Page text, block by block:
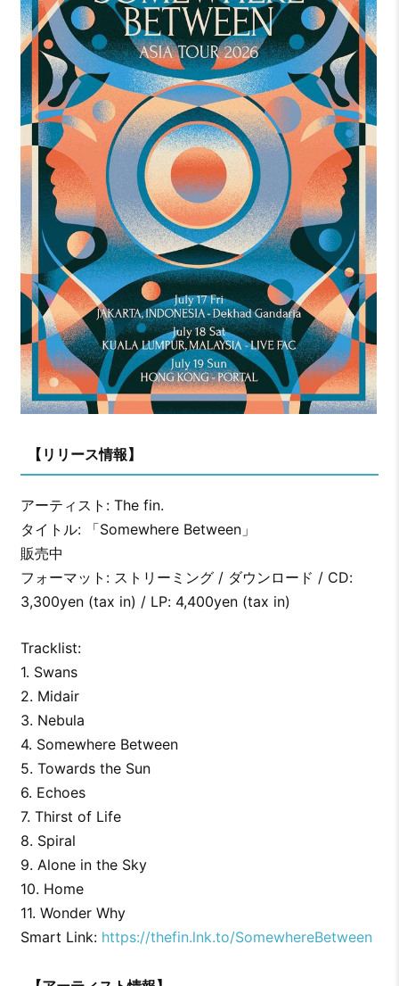
【リリース情報】
アーティスト: The fin.
タイトル: 「Somewhere Between」
販売中
フォーマット: ストリーミング / ダウンロード / CD:
3,300yen (tax in) / LP: 4,400yen (tax in)
Tracklist:
1. Swans
2. Midair
3. Nebula
4. Somewhere Between
5. Towards the Sun
6. Echoes
7. Thirst of Life
8. Spiral
9. Alone in the Sky
10. Home
11. Wonder Why
Smart Link: https://thefin.lnk.to/SomewhereBetween